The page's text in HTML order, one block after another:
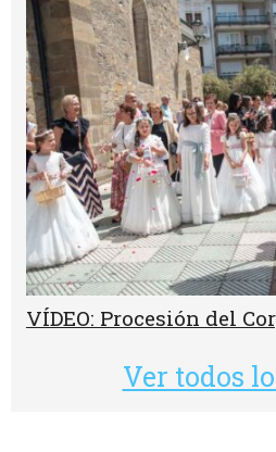
VÍDEO: Procesión del
Ver todos